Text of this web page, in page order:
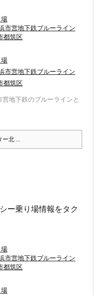
市営地下鉄ブルーライン
都筑区
市営地下鉄ブルーライン
都筑区
地下鉄のブルーラインと
ー北 ...
ー乗り場情報をタク
市営地下鉄ブルーライン
都筑区